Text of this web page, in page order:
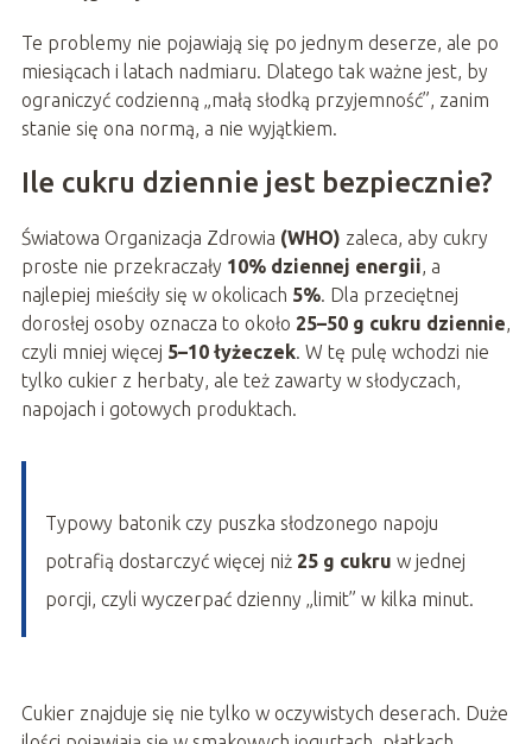
Te problemy nie pojawiają się po jednym deserze, ale po
miesiącach i latach nadmiaru. Dlatego tak ważne jest, by
ograniczyć codzienną „małą słodką przyjemność”, zanim
stanie się ona normą, a nie wyjątkiem.
Ile cukru dziennie jest bezpiecznie?
Światowa Organizacja Zdrowia (WHO) zaleca, aby cukry
proste nie przekraczały 10% dziennej energii, a
najlepiej mieściły się w okolicach 5%. Dla przeciętnej
dorosłej osoby oznacza to około 25–50 g cukru dziennie,
czyli mniej więcej 5–10 łyżeczek. W tę pulę wchodzi nie
tylko cukier z herbaty, ale też zawarty w słodyczach,
napojach i gotowych produktach.
Typowy batonik czy puszka słodzonego napoju
potrafią dostarczyć więcej niż 25 g cukru w jednej
porcji, czyli wyczerpać dzienny „limit” w kilka minut.
Cukier znajduje się nie tylko w oczywistych deserach. Duże